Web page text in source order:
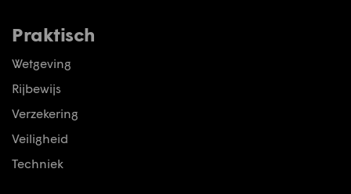
Praktisch
Wetgeving
Rijbewijs
Verzekering
Veiligheid
Techniek